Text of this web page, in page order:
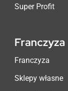
Super Profit
Franczyza
Franczyza
Sklepy własne